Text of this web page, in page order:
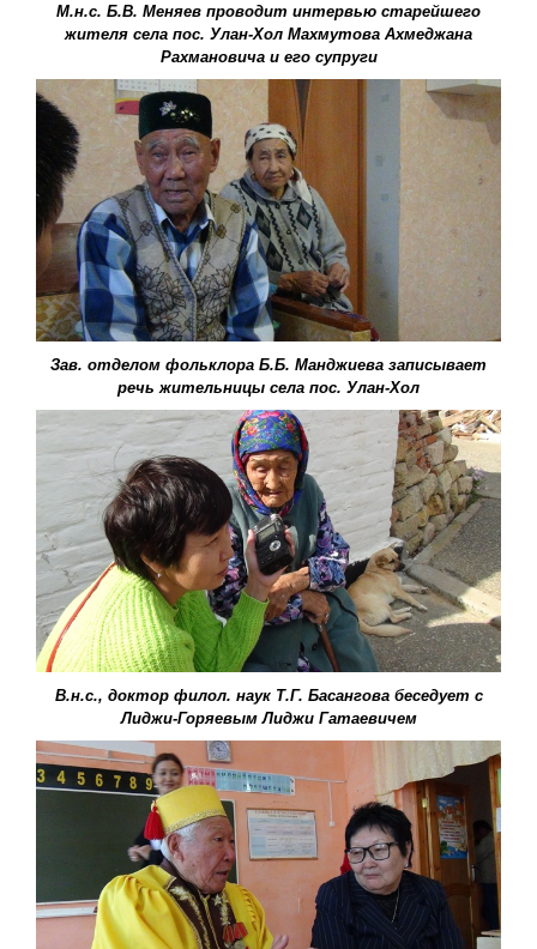
М.н.с. Б.В. Меняев проводит интервью старейшего
жителя села пос. Улан-Хол Махмутова Ахмеджана
Рахмановича и его супруги
Зав. отделом фольклора Б.Б. Манджиева записывает
речь жительницы села пос. Улан-Хол
В.н.с., доктор филол. наук Т.Г. Басангова беседует с
Лиджи-Горяевым Лиджи Гатаевичем